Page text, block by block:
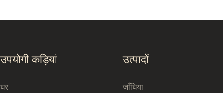
उपयोगी कड़ियां
घर
उत्पादों
जाँघिया